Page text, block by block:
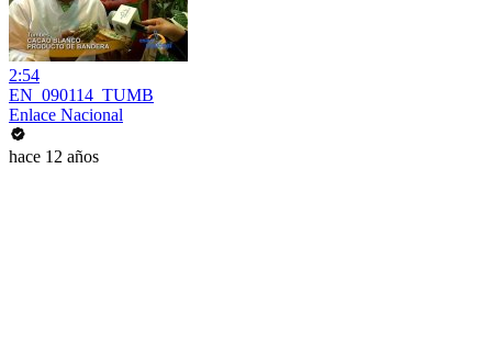
2:54
EN_090114_TUMB
Enlace Nacional
hace 12 años